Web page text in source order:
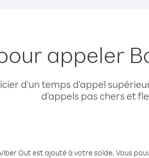
appeler
d'un temps d'appel
d'appels pas chers et
Out est ajouté à votre solde. Vous